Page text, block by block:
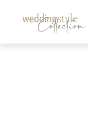
Collection